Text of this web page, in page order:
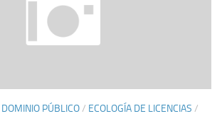
DOMINIO PÚBLICO/ ECOLOGÍA DE LICENCIAS /